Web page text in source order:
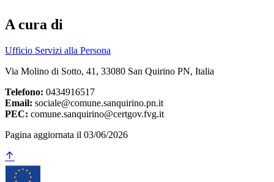
A cura di
Ufficio Servizi alla Persona
Via Molino di Sotto, 41, 33080 San Quirino PN, Italia
Telefono: 0434916517
Email: sociale@comune.sanquirino.pn.it
PEC: comune.sanquirino@certgov.fvg.it
Pagina aggiornata il 03/06/2026